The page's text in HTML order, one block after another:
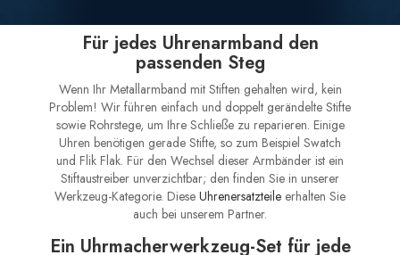
Für jedes Uhrenarmband den
passenden Steg
Wenn Ihr Metallarmband mit Stiften gehalten wird, kein
Problem! Wir führen einfach und doppelt gerändelte Stifte
sowie Rohrstege, um Ihre Schließe zu reparieren. Einige
Uhren benötigen gerade Stifte, so zum Beispiel Swatch
und Flik Flak. Für den Wechsel dieser Armbänder ist ein
Stiftaustreiber unverzichtbar; den finden Sie in unserer
Werkzeug-Kategorie. Diese Uhrenersatzteile erhalten Sie
auch bei unserem Partner.
Ein Uhrmacherwerkzeug-Set für jede